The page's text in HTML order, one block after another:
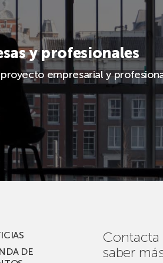
y profesionales
empresarial y
DE
Contacta
saber